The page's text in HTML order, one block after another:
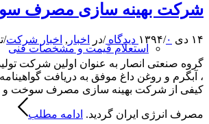
استعلام قیمت و مشخصات فنی
شرکت بهینه سازی مصرف
۱۴ دی ۱۳۹۴ /۰ دیدگاه /در اخبار , اخبار شرکت/
گروه صنعتی انصار به عنوان اولین شرکت
، آبگرم و روغن داغ موفق به دریافت
کیفی از شرکت بهینه سازی مصرف سوخت و
مصرف انرژی ایران گردید. ادامه مطلب